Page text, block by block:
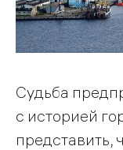
Судьба
с историей
представить,